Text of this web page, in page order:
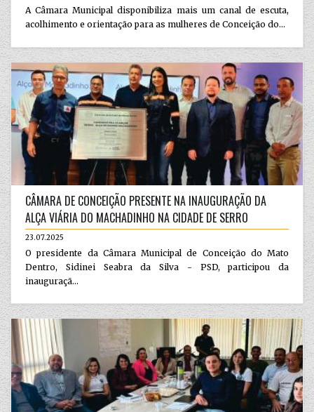
A Câmara Municipal disponibiliza mais um canal de escuta,
acolhimento e orientação para as mulheres de Conceição do...
CÂMARA DE CONCEIÇÃO PRESENTE NA INAUGURAÇÃO DA
ALÇA VIÁRIA DO MACHADINHO NA CIDADE DE SERRO
23.07.2025
O presidente da Câmara Municipal de Conceição do Mato
Dentro, Sidinei Seabra da Silva - PSD, participou da
inauguraçã...